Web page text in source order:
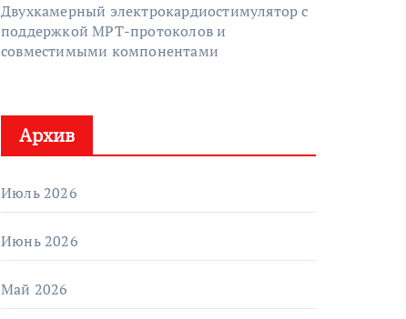
Двухкамерный электрокардиостимулятор с
поддержкой МРТ-протоколов и
совместимыми компонентами
Архив
Июль 2026
Июнь 2026
Май 2026